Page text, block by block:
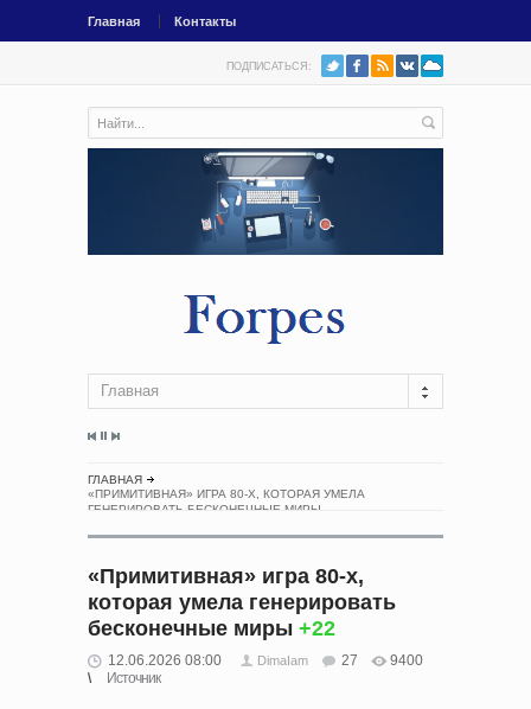
Главная Контакты
ПОДПИСАТЬСЯ:
Главная
ГЛАВНАЯ
«ПРИМИТИВНАЯ» ИГРА 80-Х, КОТОРАЯ УМЕЛА
ГЕНЕРИРОВАТЬ БЕСКОНЕЧНЫЕ МИРЫ
«Примитивная» игра 80-х,
которая умела генерировать
бесконечные миры +22
12.06.2026 08:00 DimaIam 27
9400
Источник